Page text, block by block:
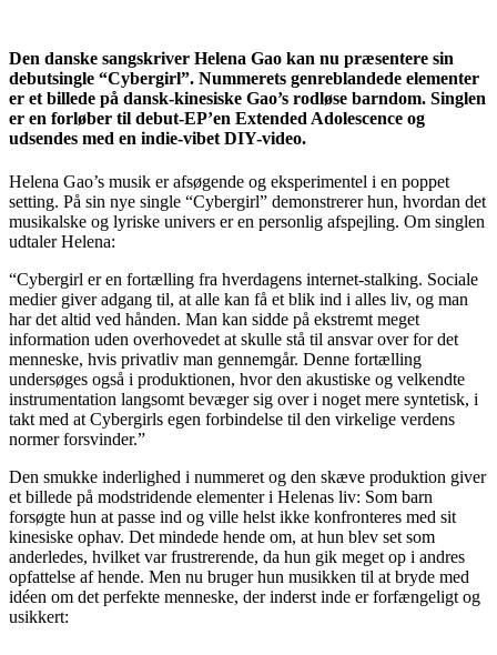
Den danske sangskriver Helena Gao kan nu præsentere sin
debutsingle “Cybergirl”. Nummerets genreblandede elementer
er et billede på dansk-kinesiske Gao’s rodløse barndom. Singlen
er en forløber til debut-EP’en Extended Adolescence og
udsendes med en indie-vibet DIY-video.
Helena Gao’s musik er afsøgende og eksperimentel i en poppet
setting. På sin nye single “Cybergirl” demonstrerer hun, hvordan det
musikalske og lyriske univers er en personlig afspejling. Om singlen
udtaler Helena:
“Cybergirl er en fortælling fra hverdagens internet-stalking. Sociale
medier giver adgang til, at alle kan få et blik ind i alles liv, og man
har det altid ved hånden. Man kan sidde på ekstremt meget
information uden overhovedet at skulle stå til ansvar over for det
menneske, hvis privatliv man gennemgår. Denne fortælling
undersøges også i produktionen, hvor den akustiske og velkendte
instrumentation langsomt bevæger sig over i noget mere syntetisk, i
takt med at Cybergirls egen forbindelse til den virkelige verdens
normer forsvinder.”
Den smukke inderlighed i nummeret og den skæve produktion giver
et billede på modstridende elementer i Helenas liv: Som barn
forsøgte hun at passe ind og ville helst ikke konfronteres med sit
kinesiske ophav. Det mindede hende om, at hun blev set som
anderledes, hvilket var frustrerende, da hun gik meget op i andres
opfattelse af hende. Men nu bruger hun musikken til at bryde med
idéen om det perfekte menneske, der inderst inde er forfængeligt og
usikkert: